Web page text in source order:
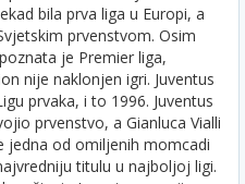
bila prva liga u Europi, a
prvenstvom. Osim
je Premier liga,
nije naklonjen igri. Juventus
prvaka, i to 1996. Juventus
prvenstvo, a Gianluca Vialli
jedna od omiljenih momcadi
titulu u najboljoj ligi.